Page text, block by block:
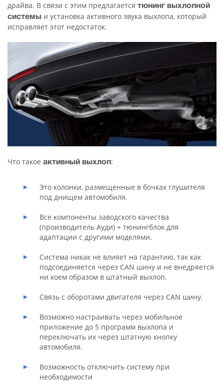
драйва. В связи с этим предлагается тюнинг выхлопной
системы и установка активного звука выхлопа, который
исправляет этот недостаток.
Что такое активный выхлоп:
Это колонки, размещенные в бочках глушителя
под днищем автомобиля.
Все компоненты заводского качества
(производитель Ауди) + тюнингблок для
адаптации с другими моделями.
Cистема никак не влияет на гарантию, так как
подсоединяется через CAN шину и не внедряется
ни коем образом в штатный выхлоп.
Связь с оборотами двигателя через CAN шину.
Возможно настраивать через мобильное
приложение до 5 программ выхлопа и
переключать их через штатную кнопку
автомобиля.
Возможность отключить систему при
необходимости